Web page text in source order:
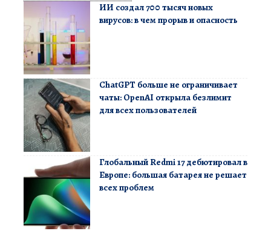
ИИ создал 700 тысяч новых
вирусов: в чем прорыв и опасность
ChatGPT больше не ограничивает
чаты: OpenAI открыла безлимит
для всех пользователей
Глобальный Redmi 17 дебютировал в
Европе: большая батарея не решает
всех проблем